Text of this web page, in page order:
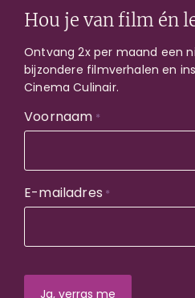
Service@cinemaculinair.nl
Hou je van film én
Ontvang 2x per maand een
bijzondere filmverhalen en
Cinema Culinair.
Voornaam *
E-mailadres *